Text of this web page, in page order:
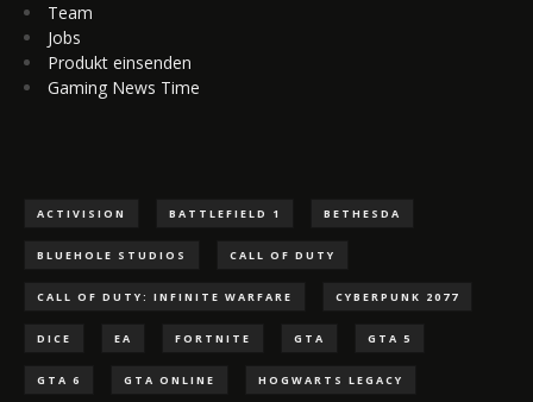
Team
Jobs
Produkt einsenden
Gaming News Time
ACTIVISION BATTLEFIELD 1 BETHESDA
BLUEHOLE STUDIOS CALL OF DUTY
CALL OF DUTY: INFINITE WARFARE CYBERPUNK 2077
DICE EA FORTNITE GTA GTA 5
GTA 6 GTA ONLINE HOGWARTS LEGACY